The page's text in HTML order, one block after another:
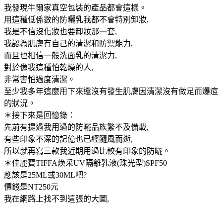
我發現牛爾家真空包裝的產品都會這樣。
用這種低係數的防曬乳我都不會特別卸妝,
我是不信沒化妝也要卸妝那一套,
我認為肌膚有自己的清潔和防禦能力,
而且也相信一般洗面乳的清潔力,
對於像我這種怕乾燥的人,
非常害怕過度清潔。
至少我多年這麼用下來還沒有發生肌膚因清潔沒有做足而爆痘
的狀況。
＊接下來是回憶錄：
先前有提過我用過的防曬品族繁不及備載,
有些印象不深的記億也已經隨風而逝,
所以就再寫三款我近期用過比較有印象的防曬。
＊佳麗寶TIFFA煥采UV隔離乳液(珠光型)SPF50
應該是25ML或30ML吧?
價錢是NT250元
我在網路上找不到這張的大圖,